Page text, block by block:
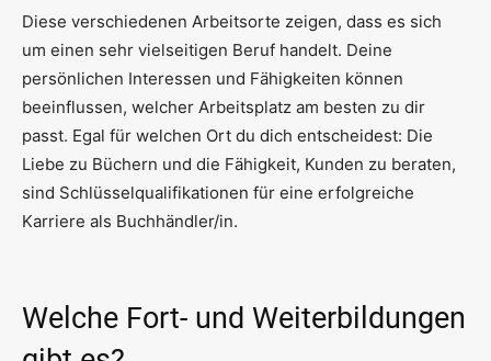
Diese verschiedenen Arbeitsorte zeigen, dass es sich
um einen sehr vielseitigen Beruf handelt. Deine
persönlichen Interessen und Fähigkeiten können
beeinflussen, welcher Arbeitsplatz am besten zu dir
passt. Egal für welchen Ort du dich entscheidest: Die
Liebe zu Büchern und die Fähigkeit, Kunden zu beraten,
sind Schlüsselqualifikationen für eine erfolgreiche
Karriere als Buchhändler/in.
Welche Fort- und Weiterbildungen